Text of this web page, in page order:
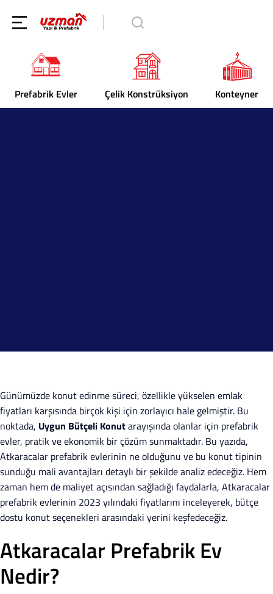
Prefabrik Evler Çelik Konstrüksiyon Konteyner
Günümüzde konut edinme süreci, özellikle yükselen emlak
fiyatları karşısında birçok kişi için zorlayıcı hale gelmiştir. Bu
noktada, Uygun Bütçeli Konutarayışında olanlar için prefabrik
evler, pratik ve ekonomik bir çözüm sunmaktadır. Bu yazıda,
Atkaracalar prefabrik evlerinin ne olduğunu ve bu konut tipinin
sunduğu mali avantajları detaylı bir şekilde analiz edeceğiz. Hem
zaman hem de maliyet açısından sağladığı faydalarla, Atkaracalar
prefabrik evlerinin 2023 yılındaki fiyatlarını inceleyerek, bütçe
dostu konut seçenekleri arasındaki yerini keşfedeceğiz.
Atkaracalar Prefabrik Ev
Nedir?